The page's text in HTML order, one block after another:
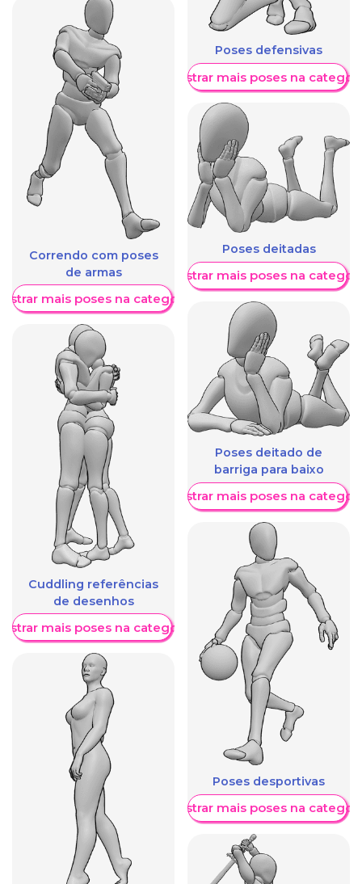
Correndo com poses
de armas
mais poses na categoria
Cuddling referências
de desenhos
mais poses na categoria
Poses defensivas
Mostrar mais poses na
Poses deitadas
Mostrar mais poses na
Poses deitado de
barriga para baixo
Mostrar mais poses na
Poses desportivas
Mostrar mais poses na